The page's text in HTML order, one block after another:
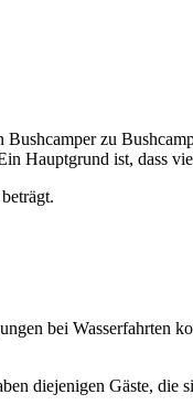
zu
Hauptgrund ist, dass
bei Wasserfahrten
diejenigen Gäste, die